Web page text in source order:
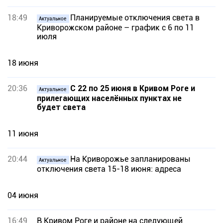
18:49 Актуальное
Планируемые отключения света в
Криворожском районе – график с 6 по 11
июля
18 июня
20:36 Актуальное
С 22 по 25 июня в Кривом Роге и
прилегающих населённых пунктах не
будет света
11 июня
20:44 Актуальное
На Криворожье запланированы
отключения света 15-18 июня: адреса
04 июня
16:49 В Кривом Роге и районе на следующей